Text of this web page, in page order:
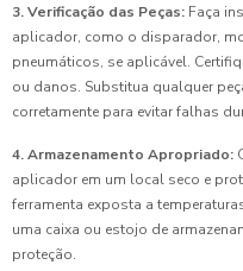
3. Verificação das Peças: Faça
aplicador, como o disparador,
pneumáticos, se aplicável.
ou danos. Substitua qualquer
corretamente para evitar falhas
4. Armazenamento Apropriado:
aplicador em um local seco e
ferramenta exposta a
uma caixa ou estojo de
proteção.